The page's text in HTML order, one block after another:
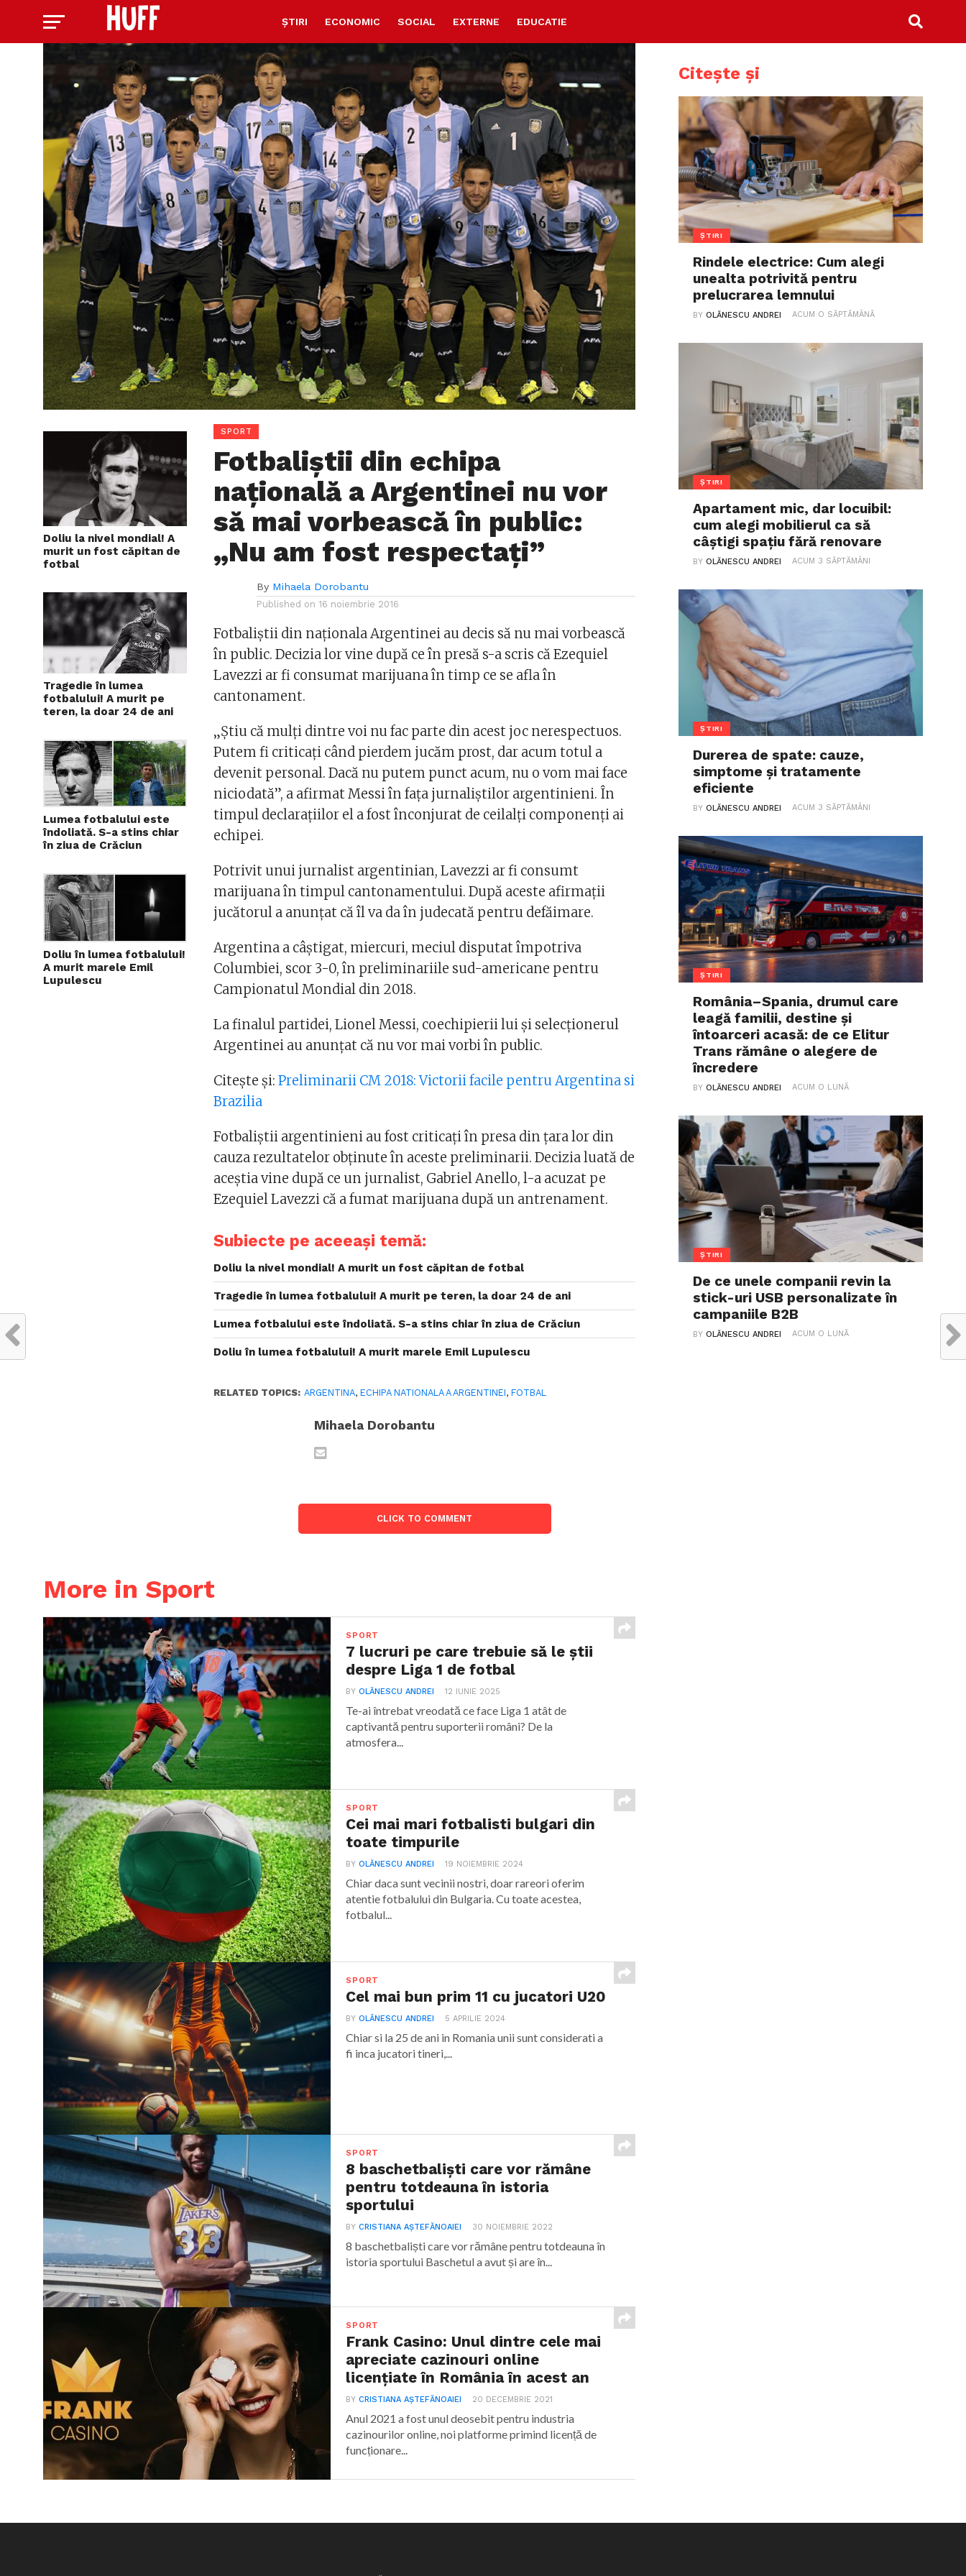
ȘTIRI ECONOMIC SOCIAL EXTERNE EDUCATIE
Doliu la nivel mondial! A
murit un fost căpitan de
fotbal
Tragedie în lumea
fotbalului! A murit pe
teren, la doar 24 de ani
Lumea fotbalului este
îndoliată. S-a stins chiar
în ziua de Crăciun
Doliu în lumea fotbalului!
A murit marele Emil
Lupulescu
SPORT
Fotbaliștii din echipa
națională a Argentinei nu vor
să mai vorbească în public:
„Nu am fost respectați”
By Mihaela Dorobantu
Published on 16 noiembrie 2016
Fotbaliştii din naţionala Argentinei au decis să nu mai vorbească
în public. Decizia lor vine după ce în presă s-a scris că Ezequiel
Lavezzi ar fi consumat marijuana în timp ce se afla în
cantonament.
„Ştiu că mulţi dintre voi nu fac parte din acest joc nerespectuos.
Putem fi criticaţi când pierdem jucăm prost, dar acum totul a
devenit personal. Dacă nu putem punct acum, nu o vom mai face
niciodată”, a afirmat Messi în faţa jurnaliştilor argentinieni. În
timpul declarațiilor el a fost înconjurat de ceilalţi componenţi ai
echipei.
Potrivit unui jurnalist argentinian, Lavezzi ar fi consumt
marijuana în timpul cantonamentului. După aceste afirmații
jucătorul a anunțat că îl va da în judecată pentru defăimare.
Argentina a câştigat, miercuri, meciul disputat împotriva
Columbiei, scor 3-0, în preliminariile sud-americane pentru
Campionatul Mondial din 2018.
La finalul partidei, Lionel Messi, coechipierii lui şi selecţionerul
Argentinei au anunţat că nu vor mai vorbi în public.
Citește și:Preliminarii CM 2018: Victorii facile pentru Argentina si
Brazilia
Fotbaliştii argentinieni au fost criticaţi în presa din ţara lor din
cauza rezultatelor obţinute în aceste preliminarii. Decizia luată de
aceştia vine după ce un jurnalist, Gabriel Anello, l-a acuzat pe
Ezequiel Lavezzi că a fumat marijuana după un antrenament.
Subiecte pe aceeași temă:
Doliu la nivel mondial! A murit un fost căpitan de fotbal
Tragedie în lumea fotbalului! A murit pe teren, la doar 24 de ani
Lumea fotbalului este îndoliată. S-a stins chiar în ziua de Crăciun
Doliu în lumea fotbalului! A murit marele Emil Lupulescu
RELATED TOPICS: ARGENTINA,ECHIPA NATIONALA A ARGENTINEI,FOTBAL
Mihaela Dorobantu
CLICK TO COMMENT
More in Sport
SPORT
7 lucruri pe care trebuie să le știi
despre Liga 1 de fotbal
BYOLĂNESCU ANDREI 12 IUNIE 2025
Te-ai întrebat vreodată ce face Liga 1 atât de
captivantă pentru suporterii români? De la
atmosfera...
SPORT
Cei mai mari fotbalisti bulgari din
toate timpurile
BYOLĂNESCU ANDREI 19 NOIEMBRIE 2024
Chiar daca sunt vecinii nostri, doar rareori oferim
atentie fotbalului din Bulgaria. Cu toate acestea,
fotbalul...
SPORT
Cel mai bun prim 11 cu jucatori U20
BYOLĂNESCU ANDREI 5 APRILIE 2024
Chiar si la 25 de ani in Romania unii sunt considerati a
fi inca jucatori tineri,...
SPORT
8 baschetbaliști care vor rămâne
pentru totdeauna în istoria
sportului
BYCRISTIANA AȘTEFĂNOAIEI 30 NOIEMBRIE 2022
8 baschetbaliști care vor rămâne pentru totdeauna în
istoria sportului Baschetul a avut și are în...
SPORT
Frank Casino: Unul dintre cele mai
apreciate cazinouri online
licențiate în România în acest an
BYCRISTIANA AȘTEFĂNOAIEI 20 DECEMBRIE 2021
Anul 2021 a fost unul deosebit pentru industria
cazinourilor online, noi platforme primind licență de
funcționare...
Citește și
ȘTIRI
Rindele electrice: Cum alegi
unealta potrivită pentru
prelucrarea lemnului
BYOLĂNESCU ANDREI ACUM O SĂPTĂMÂNĂ
ȘTIRI
Apartament mic, dar locuibil:
cum alegi mobilierul ca să
câștigi spațiu fără renovare
BYOLĂNESCU ANDREI ACUM 3 SĂPTĂMÂNI
ȘTIRI
Durerea de spate: cauze,
simptome și tratamente
eficiente
BYOLĂNESCU ANDREI ACUM 3 SĂPTĂMÂNI
ȘTIRI
România–Spania, drumul care
leagă familii, destine și
întoarceri acasă: de ce Elitur
Trans rămâne o alegere de
încredere
BYOLĂNESCU ANDREI ACUM O LUNĂ
ȘTIRI
De ce unele companii revin la
stick-uri USB personalizate în
campaniile B2B
BYOLĂNESCU ANDREI ACUM O LUNĂ